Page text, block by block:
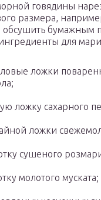
говядины
размера,
бумажным
для
ложки
ложку сахарного
ложки
сушеного
молотого муската;